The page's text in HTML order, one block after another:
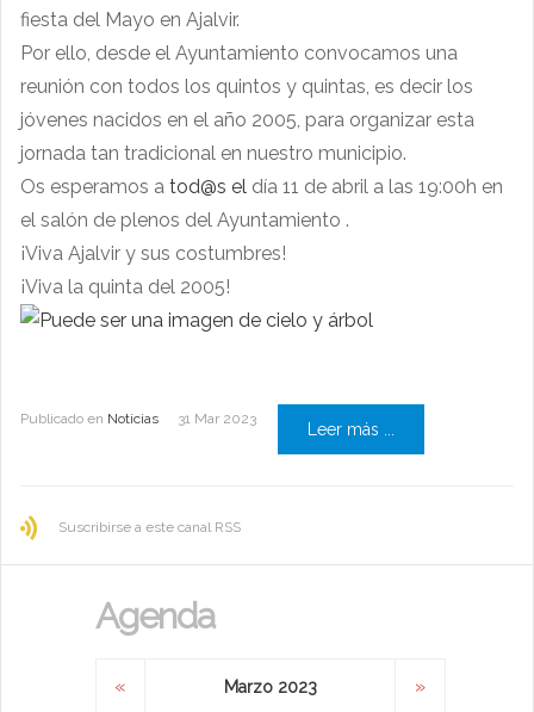
fiesta del Mayo en Ajalvir.
Por ello, desde el Ayuntamiento convocamos una
reunión con todos los quintos y quintas, es decir los
jóvenes nacidos en el año 2005, para organizar esta
jornada tan tradicional en nuestro municipio.
Os esperamos a tod@s el día 11 de abril a las 19:00h en
el salón de plenos del Ayuntamiento .
¡Viva Ajalvir y sus costumbres!
¡Viva la quinta del 2005!
Publicado en Noticias 31 Mar 2023
Leer más ...
Suscribirse a este canal RSS
Agenda
« Marzo 2023 »